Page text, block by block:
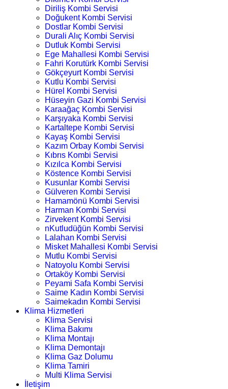
Diriliş Kombi Servisi
Doğukent Kombi Servisi
Dostlar Kombi Servisi
Durali Alıç Kombi Servisi
Dutluk Kombi Servisi
Ege Mahallesi Kombi Servisi
Fahri Korutürk Kombi Servisi
Gökçeyurt Kombi Servisi
Kutlu Kombi Servisi
Hürel Kombi Servisi
Hüseyin Gazi Kombi Servisi
Karaağaç Kombi Servisi
Karşıyaka Kombi Servisi
Kartaltepe Kombi Servisi
Kayaş Kombi Servisi
Kazım Orbay Kombi Servisi
Kıbrıs Kombi Servisi
Kızılca Kombi Servisi
Köstence Kombi Servisi
Kusunlar Kombi Servisi
Gülveren Kombi Servisi
Hamamönü Kombi Servisi
Harman Kombi Servisi
Zirvekent Kombi Servisi
nKutludüğün Kombi Servisi
Lalahan Kombi Servisi
Misket Mahallesi Kombi Servisi
Mutlu Kombi Servisi
Natoyolu Kombi Servisi
Ortaköy Kombi Servisi
Peyami Safa Kombi Servisi
Saime Kadın Kombi Servisi
Saimekadın Kombi Servisi
Klima Hizmetleri
Klima Servisi
Klima Bakımı
Klima Montajı
Klima Demontajı
Klima Gaz Dolumu
Klima Tamiri
Multi Klima Servisi
İletişim